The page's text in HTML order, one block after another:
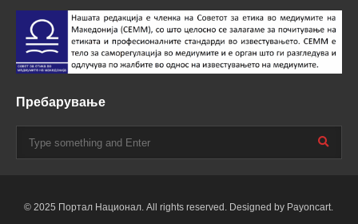
Пребарување
© 2025 Портал Национал. All rights reserved. Designed by Payoncart.